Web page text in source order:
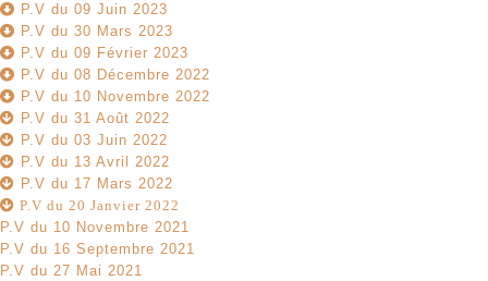
P.V du 09 Juin 2023
P.V du 30 Mars 2023
P.V du 09 Février 2023
P.V du 08 Décembre 2022
P.V du 10 Novembre 2022
P.V du 31 Août 2022
P.V du 03 Juin 2022
P.V du 13 Avril 2022
P.V du 17 Mars 2022
P.V du 20 Janvier 2022
P.V du 10 Novembre 2021
P.V du 16 Septembre 2021
P.V du 27 Mai 2021